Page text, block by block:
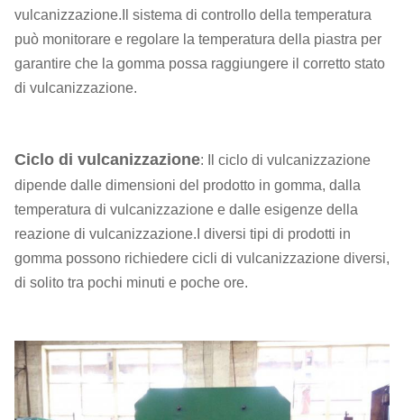
vulcanizzazione.Il sistema di controllo della temperatura
può monitorare e regolare la temperatura della piastra per
garantire che la gomma possa raggiungere il corretto stato
di vulcanizzazione.
Ciclo di vulcanizzazione: Il ciclo di vulcanizzazione
dipende dalle dimensioni del prodotto in gomma, dalla
temperatura di vulcanizzazione e dalle esigenze della
reazione di vulcanizzazione.I diversi tipi di prodotti in
gomma possono richiedere cicli di vulcanizzazione diversi,
di solito tra pochi minuti e poche ore.